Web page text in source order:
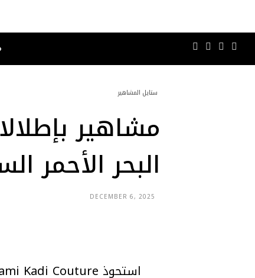
ستايل المشاهير
البحر الأحمر
DECEMBER 6, 2025